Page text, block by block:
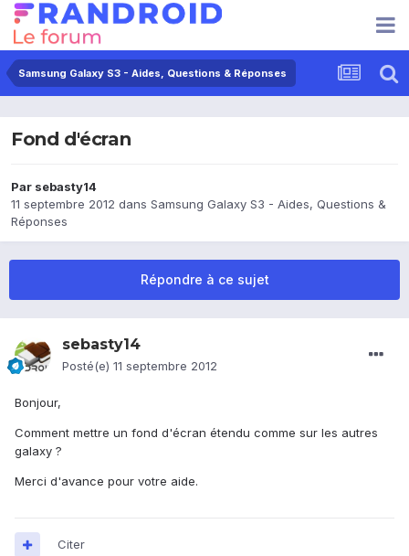
Samsung Galaxy S3 - Aides, Questions & Réponses
Fond d'écran
Par sebasty14
11 septembre 2012 dans Samsung Galaxy S3 - Aides, Questions &
Réponses
Répondre à ce sujet
sebasty14
Posté(e) 11 septembre 2012
Bonjour,
Comment mettre un fond d'écran étendu comme sur les autres
galaxy ?
Merci d'avance pour votre aide.
Citer